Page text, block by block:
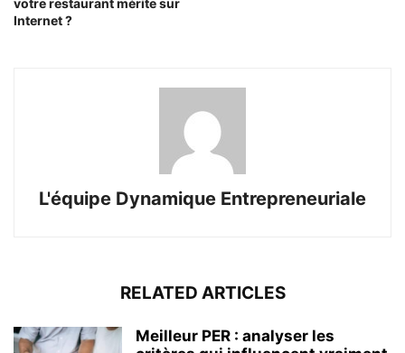
Internet ?
L'équipe Dynamique Entrepreneuriale
RELATED ARTICLES
Meilleur PER : analyser les